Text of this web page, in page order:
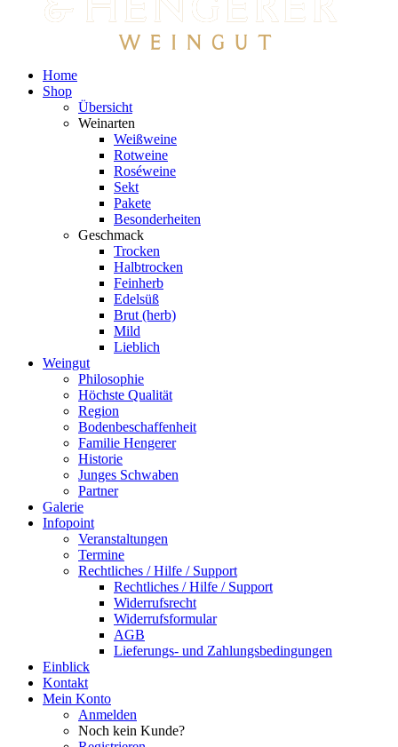
Home
Shop
Übersicht
Weinarten
Weißweine
Rotweine
Roséweine
Sekt
Pakete
Besonderheiten
Geschmack
Trocken
Halbtrocken
Feinherb
Edelsüß
Brut (herb)
Mild
Lieblich
Weingut
Philosophie
Höchste Qualität
Region
Bodenbeschaffenheit
Familie Hengerer
Historie
Junges Schwaben
Partner
Galerie
Infopoint
Veranstaltungen
Termine
Rechtliches / Hilfe / Support
Rechtliches / Hilfe / Support
Widerrufsrecht
Widerrufsformular
AGB
Lieferungs- und Zahlungsbedingungen
Einblick
Kontakt
Mein Konto
Anmelden
Noch kein Kunde?